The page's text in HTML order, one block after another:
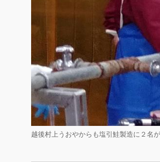
越後村上うおやからも塩引鮭製造に２名